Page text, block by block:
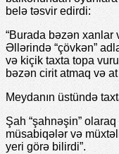
belə təsvir edirdi:
“Burada bəzən xanlar
Əllərində “çövkən”
və kiçik taxta topa
bəzən cirit atmaq və
Meydanın üstündə
Şah “şahnəşin”
müsabiqələr və
yeri görə bilirdi”.